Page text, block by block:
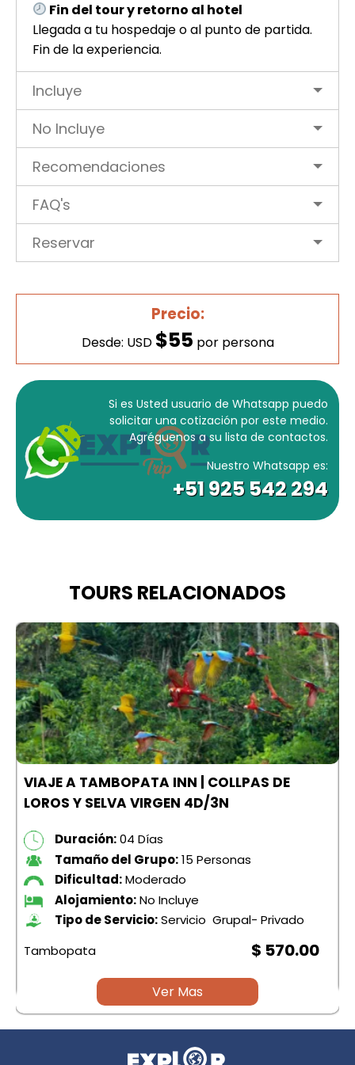
Fin del tour y retorno al hotel
Llegada a tu hospedaje o al punto de partida.
Fin de la experiencia.
Incluye
No Incluye
Recomendaciones
FAQ's
Reservar
Precio:
Desde: USD $55 por persona
Si es Usted usuario de Whatsapp puedo
solicitar una cotización por este medio.
Agréguenos a su lista de contactos.
Nuestro Whatsapp es:
+51 925 542 294
TOURS RELACIONADOS
VIAJE A TAMBOPATA INN | COLLPAS DE
LOROS Y SELVA VIRGEN 4D/3N
Duración:04 Días
Tamaño del Grupo:15 Personas
Dificultad:Moderado
Alojamiento:No Incluye
Tipo de Servicio:Servicio Grupal- Privado
Tambopata
$ 570.00
Ver Mas